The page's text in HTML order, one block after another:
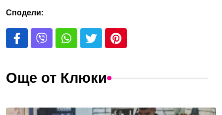
Сподели:
Още от Клюки